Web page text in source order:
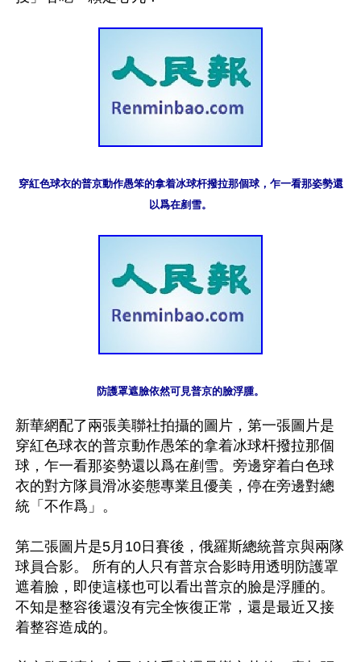
穿紅色球衣的普京動作愚笨的拿着冰球杆撥拉那個球，乍一看那姿勢還
以爲在剷雪。
防護罩遮臉依然可見普京的臉浮腫。
新華網配了兩張美聯社拍攝的圖片，第一張圖片是
穿紅色球衣的普京動作愚笨的拿着冰球杆撥拉那個
球，乍一看那姿勢還以爲在剷雪。旁邊穿着白色球
衣的對方隊員滑冰姿態專業且優美，停在旁邊對總
統「不作爲」。
第二張圖片是5月10日賽後，俄羅斯總統普京與兩隊
球員合影。 所有的人只有普京合影時用透明防護罩
遮着臉，即使這樣也可以看出普京的臉是浮腫的。
不知是整容後還沒有完全恢復正常，還是最近又接
着整容造成的。